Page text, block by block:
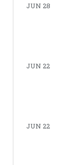
JUN 28
JUN 22
JUN 22